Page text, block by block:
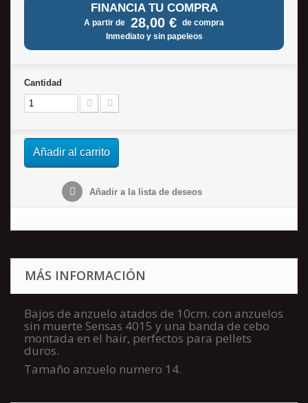
FINANCIA TU COMPRA
A partir de 28,00 € de compra
Inmediato y sin papeleos
Cantidad
Añadir al carrito
Añadir a la lista de deseos
MÁS INFORMACIÓN
Bajos de anzuelo atados de 10cm. con anzuelos
sin muerte Sensas 4015 y una banda de cebo
montada en el hair, perfectos para pellets
duros.
Tamaño anzuelo numero 14.